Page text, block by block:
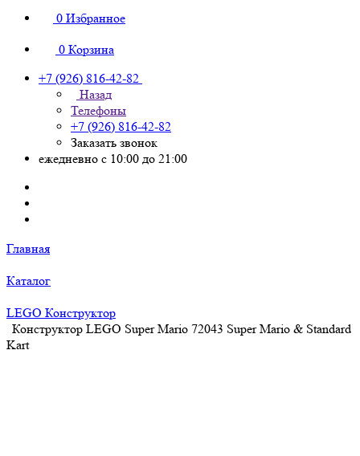
0 Избранное
0 Корзина
+7 (926) 816-42-82
Назад
Телефоны
+7 (926) 816-42-82
Заказать звонок
ежедневно с 10:00 до 21:00
Главная
Каталог
LEGO Конструктор
Конструктор LEGO Super Mario 72043 Super Mario & Standard
Kart